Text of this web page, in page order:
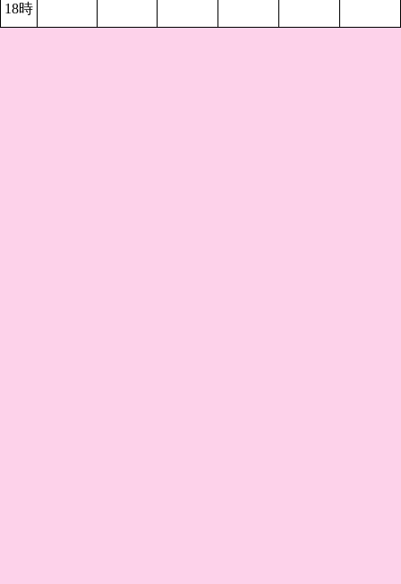
18時